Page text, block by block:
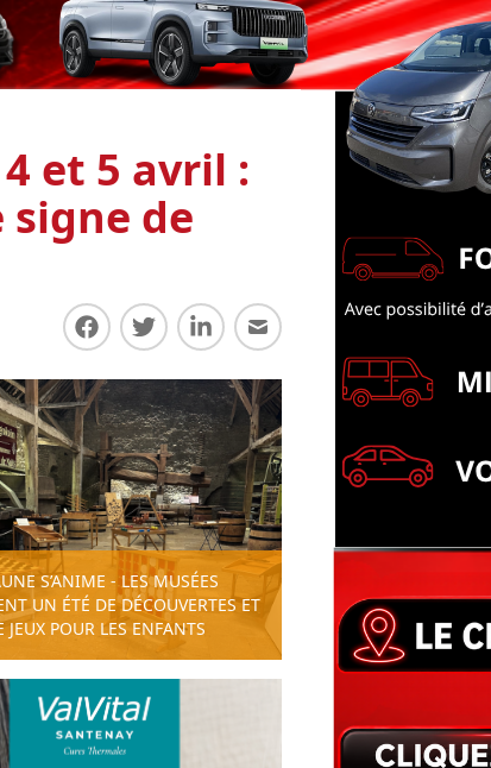
et 5 avril :
signe de
Partager sur Facebook
Partager sur Twitter
Partager sur LinkedIn
Partager par E-mail
S’ANIME - LES MUSÉES
UN ÉTÉ DE DÉCOUVERTES ET
JEUX POUR LES ENFANTS